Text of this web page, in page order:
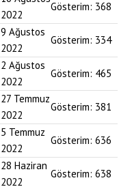
2022
Gösterim: 368
9 Ağustos
2022
Gösterim: 334
2 Ağustos
2022
Gösterim: 465
27 Temmuz
2022
Gösterim: 381
5 Temmuz
2022
Gösterim: 636
28 Haziran
2022
Gösterim: 638